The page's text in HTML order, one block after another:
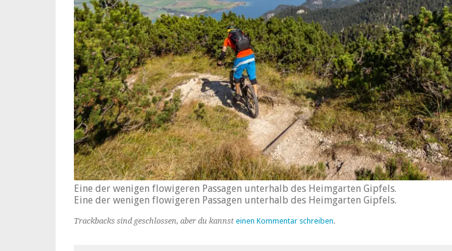
Eine der wenigen flowigeren Passagen unterhalb des Heimgarten Gipfels.
Eine der wenigen flowigeren Passagen unterhalb des Heimgarten Gipfels.
Trackbacks sind geschlossen, aber du kannst einen Kommentar schreiben.